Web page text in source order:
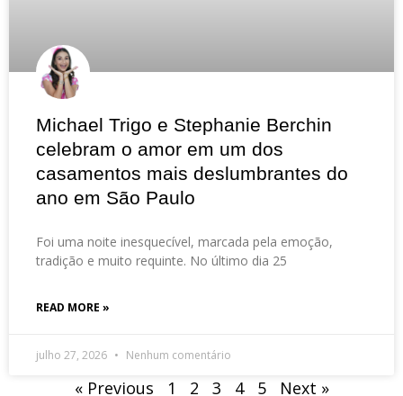
Michael Trigo e Stephanie Berchin
celebram o amor em um dos
casamentos mais deslumbrantes do
ano em São Paulo
Foi uma noite inesquecível, marcada pela emoção,
tradição e muito requinte. No último dia 25
READ MORE »
julho 27, 2026 Nenhum comentário
« Previous 1 2 3 4 5 Next »